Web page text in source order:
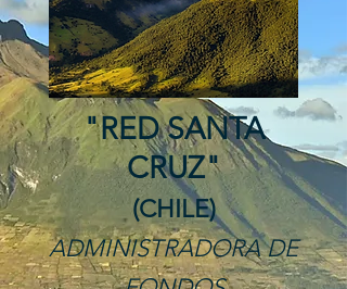
"RED SANTA
CRUZ"
(CHILE)
ADMINISTRADORA DE